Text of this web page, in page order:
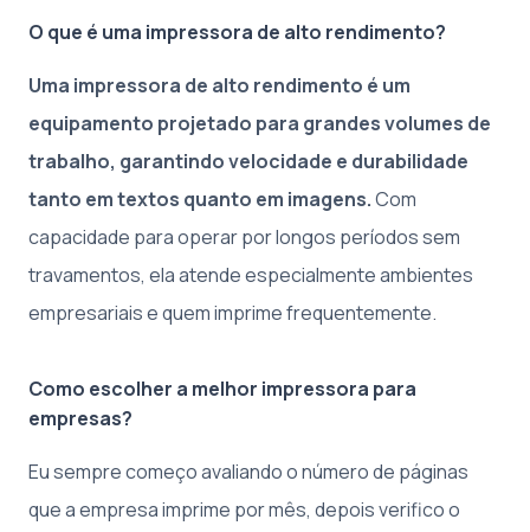
O que é uma impressora de alto rendimento?
Uma impressora de alto rendimento é um
equipamento projetado para grandes volumes de
trabalho, garantindo velocidade e durabilidade
tanto em textos quanto em imagens.Com
capacidade para operar por longos períodos sem
travamentos, ela atende especialmente ambientes
empresariais e quem imprime frequentemente.
Como escolher a melhor impressora para
empresas?
Eu sempre começo avaliando o número de páginas
que a empresa imprime por mês, depois verifico o